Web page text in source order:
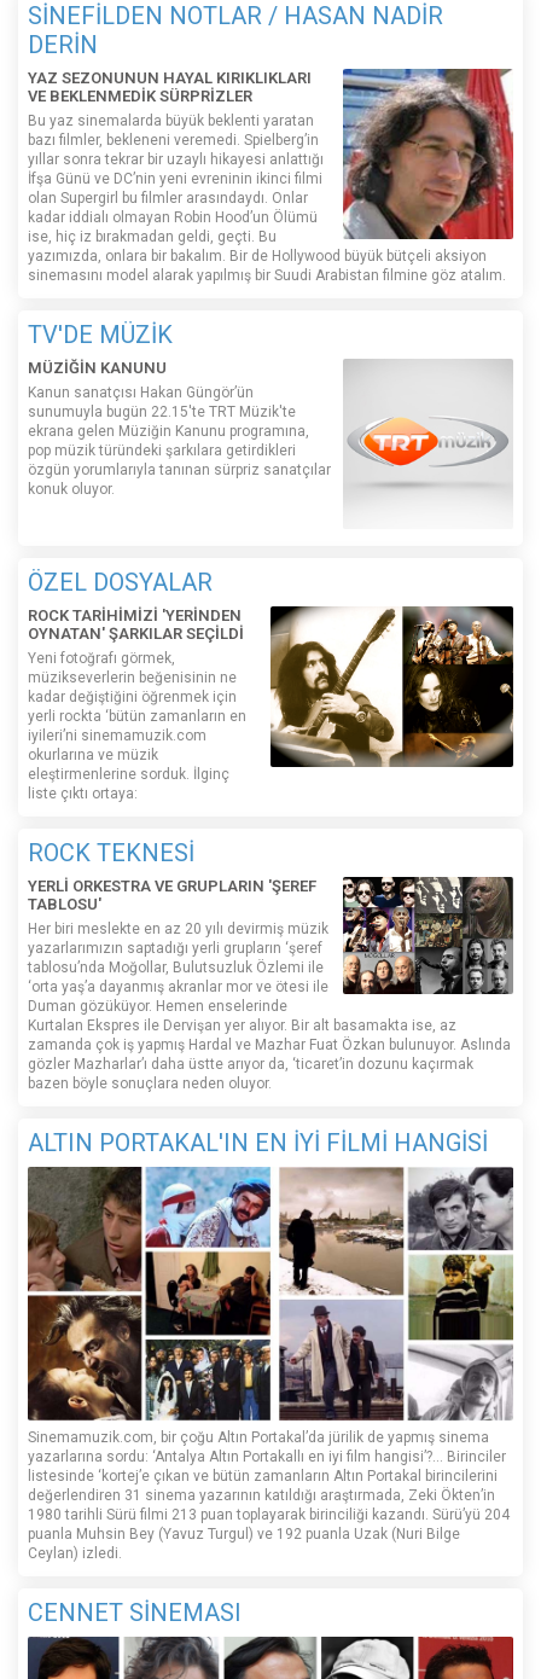
SİNEFİLDEN NOTLAR / HASAN NADİR
DERİN
YAZ SEZONUNUN HAYAL KIRIKLIKLARI
VE BEKLENMEDİK SÜRPRİZLER
Bu yaz sinemalarda büyük beklenti yaratan
bazı filmler, bekleneni veremedi. Spielberg’in
yıllar sonra tekrar bir uzaylı hikayesi anlattığı
İfşa Günü ve DC’nin yeni evreninin ikinci filmi
olan Supergirl bu filmler arasındaydı. Onlar
kadar iddialı olmayan Robin Hood’un Ölümü
ise, hiç iz bırakmadan geldi, geçti. Bu
yazımızda, onlara bir bakalım. Bir de Hollywood büyük bütçeli aksiyon
sinemasını model alarak yapılmış bir Suudi Arabistan filmine göz atalım.
TV'DE MÜZİK
MÜZİĞİN KANUNU
Kanun sanatçısı Hakan Güngör’ün
sunumuyla bugün 22.15'te TRT Müzik'te
ekrana gelen Müziğin Kanunu programına,
pop müzik türündeki şarkılara getirdikleri
özgün yorumlarıyla tanınan sürpriz sanatçılar
konuk oluyor.
ÖZEL DOSYALAR
ROCK TARİHİMİZİ 'YERİNDEN
OYNATAN' ŞARKILAR SEÇİLDİ
Yeni fotoğrafı görmek,
müzikseverlerin beğenisinin ne
kadar değiştiğini öğrenmek için
yerli rockta ‘bütün zamanların en
iyileri’ni sinemamuzik.com
okurlarına ve müzik
eleştirmenlerine sorduk. İlginç
liste çıktı ortaya:
ROCK TEKNESİ
YERLİ ORKESTRA VE GRUPLARIN 'ŞEREF
TABLOSU'
Her biri meslekte en az 20 yılı devirmiş müzik
yazarlarımızın saptadığı yerli grupların ‘şeref
tablosu’nda Moğollar, Bulutsuzluk Özlemi ile
‘orta yaş’a dayanmış akranlar mor ve ötesi ile
Duman gözüküyor. Hemen enselerinde
Kurtalan Ekspres ile Dervişan yer alıyor. Bir alt basamakta ise, az
zamanda çok iş yapmış Hardal ve Mazhar Fuat Özkan bulunuyor. Aslında
gözler Mazharlar’ı daha üstte arıyor da, ‘ticaret’in dozunu kaçırmak
bazen böyle sonuçlara neden oluyor.
ALTIN PORTAKAL'IN EN İYİ FİLMİ HANGİSİ
Sinemamuzik.com, bir çoğu Altın Portakal’da jürilik de yapmış sinema
yazarlarına sordu: ‘Antalya Altın Portakallı en iyi film hangisi’?... Birinciler
listesinde ‘kortej’e çıkan ve bütün zamanların Altın Portakal birincilerini
değerlendiren 31 sinema yazarının katıldığı araştırmada, Zeki Ökten’in
1980 tarihli Sürü filmi 213 puan toplayarak birinciliği kazandı. Sürü’yü 204
puanla Muhsin Bey (Yavuz Turgul) ve 192 puanla Uzak (Nuri Bilge
Ceylan) izledi.
CENNET SİNEMASI